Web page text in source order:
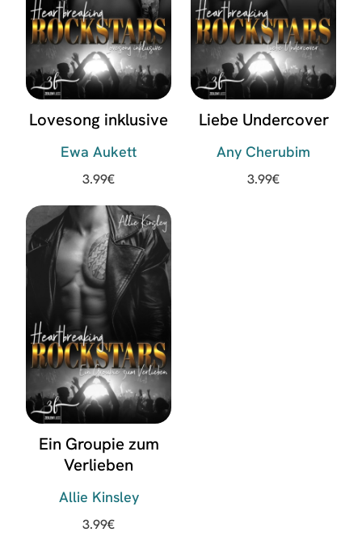
Lovesong inklusive
Ewa Aukett
3.99€
Liebe Undercover
Any Cherubim
3.99€
Ein Groupie zum
Verlieben
Allie Kinsley
3.99€